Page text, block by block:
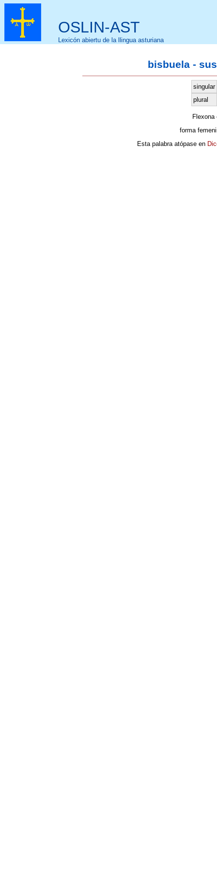
OSLIN-AST
Lexicón abiertu de la llingua asturiana
bisbuela -
singular
plural
forma
Esta palabra atópase en